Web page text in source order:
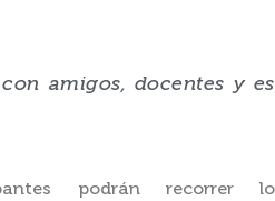
amigos, docentes y
podrán recorrer